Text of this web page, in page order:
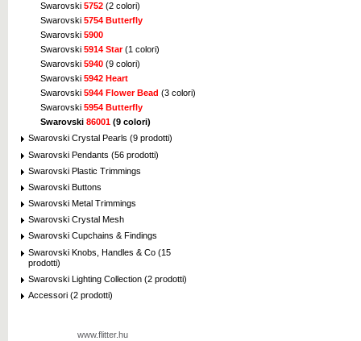
Swarovski 5752 (2 colori)
Swarovski 5754 Butterfly
Swarovski 5900
Swarovski 5914 Star(1 colori)
Swarovski 5940 (9 colori)
Swarovski 5942 Heart
Swarovski 5944 Flower Bead (3 colori)
Swarovski 5954 Butterfly
Swarovski 86001 (9 colori)
Swarovski Crystal Pearls (9 prodotti)
Swarovski Pendants (56 prodotti)
Swarovski Plastic Trimmings
Swarovski Buttons
Swarovski Metal Trimmings
Swarovski Crystal Mesh
Swarovski Cupchains & Findings
Swarovski Knobs, Handles & Co (15
prodotti)
Swarovski Lighting Collection (2 prodotti)
Accessori (2 prodotti)
www.flitter.hu